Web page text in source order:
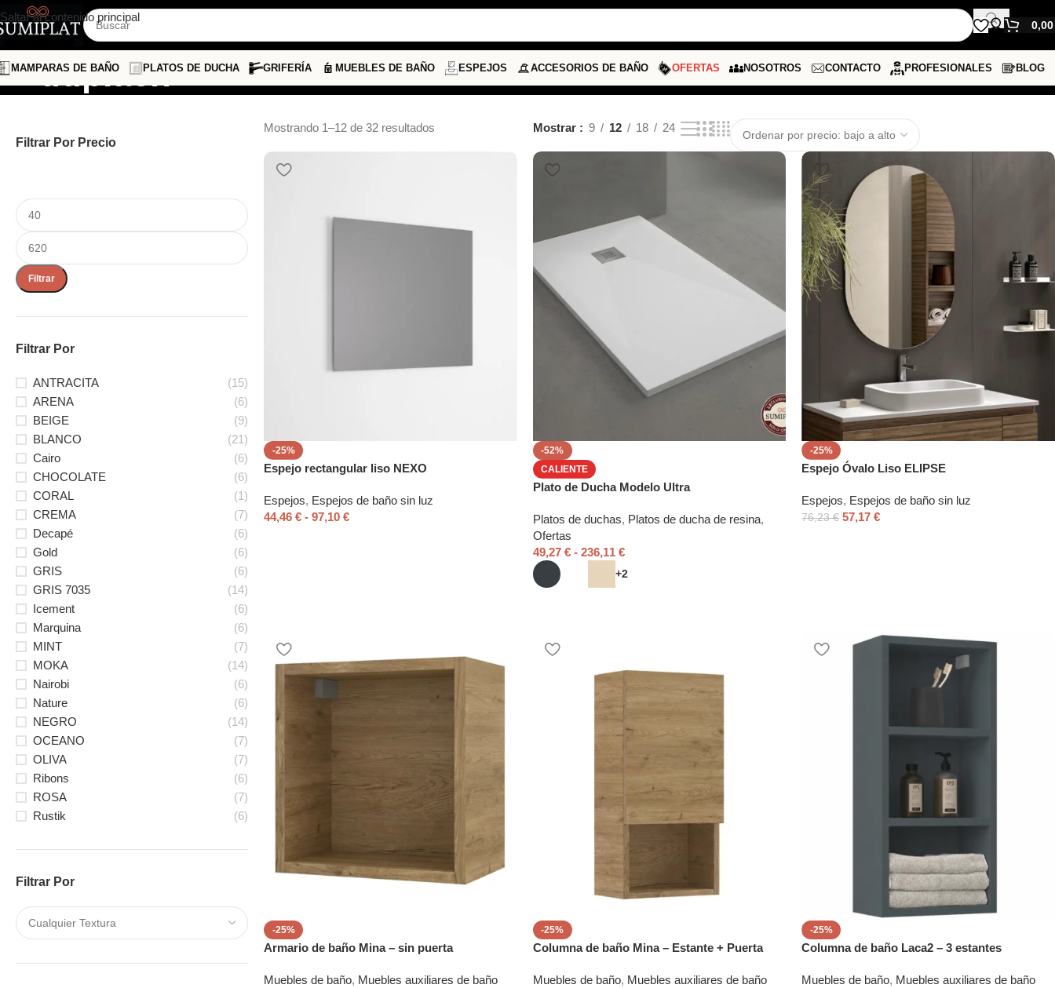
Saltar al contenido principal
MAMPARAS DE BAÑO PLATOS DE DUCHA GRIFERÍA MUEBLES DE BAÑO ESPEJOS ACCESORIOS DE BAÑO OFERTAS NOSOTROS CONTACTO PROFESIONALES BLOG
duplach
Filtrar Por Precio
Filtrar
Filtrar Por
ANTRACITA
(15)
ARENA
(6)
BEIGE
(9)
BLANCO
(21)
Cairo
(6)
CHOCOLATE
(6)
CORAL
(1)
CREMA
(7)
Decapé
(6)
Gold
(6)
GRIS
(6)
GRIS 7035
(14)
Icement
(6)
Marquina
(6)
MINT
(7)
MOKA
(14)
Nairobi
(6)
Nature
(6)
NEGRO
(14)
OCEANO
(7)
OLIVA
(7)
Ribons
(6)
ROSA
(7)
Rustik
(6)
Filtrar Por
Mostrando 1–12 de 32 resultados Mostrar 9 12 18 24
-25%
Espejo rectangular liso NEXO
Espejos, Espejos de baño sin luz
44,46 € - 97,10 €
-52%
CALIENTE
Plato de Ducha Modelo Ultra
Platos de duchas, Platos de ducha de resina,
Ofertas
49,27 € - 236,11 €
+2
-25%
Espejo Óvalo Liso ELIPSE
Espejos, Espejos de baño sin luz
76,23€ 57,17€
-25%
Armario de baño Mina – sin puerta
Muebles de baño, Muebles auxiliares de baño
-25%
Columna de baño Mina – Estante + Puerta
Muebles de baño, Muebles auxiliares de baño
-25%
Columna de baño Laca2 – 3 estantes
Muebles de baño, Muebles auxiliares de baño